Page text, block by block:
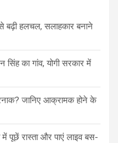
बढ़ी हलचल, सलाहकार बनाने
सिंह का गांव, योगी सरकार में
जानिए आक्रामक होने के
पूछें रास्ता और पाएं लाइव बस-